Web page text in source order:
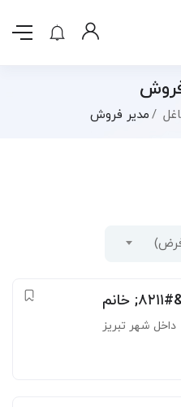
مدیر فروش
داخل شهر تبریز